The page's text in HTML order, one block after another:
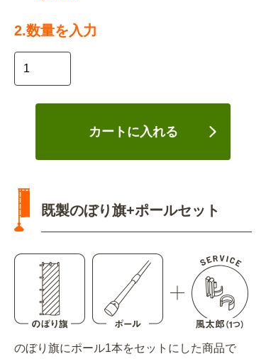
2.数量を入力
カートに入れる
既製のぼり旗+ポールセット
のぼり旗にポール1本をセットにした商品で